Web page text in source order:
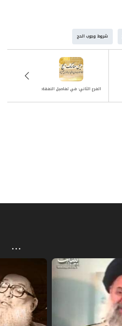
شروط وجوب الحج
الفرع الثاني: في تفاصيل النفقة: